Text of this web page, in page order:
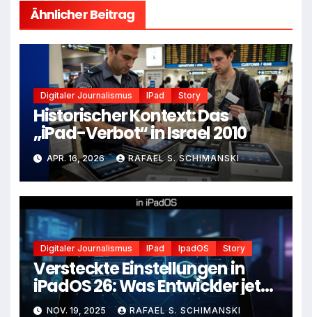
Ähnlicher Beitrag
Digitaler Journalismus IPad Story
Historischer Kontext: Das
„iPad-Verbot“ in Israel 2010
APR. 16, 2026 RAFAEL S. SCHIMANSKI
Digitaler Journalismus IPad IpadOS Story
Versteckte Einstellungen in
iPadOS 26: Was Entwickler jetzt
entdecken können
NOV. 19, 2025 RAFAEL S. SCHIMANSKI